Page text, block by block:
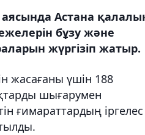
аясында Астана
бұзу және
жүргізіп жатыр.
жасағаны үшін 188
шығарумен
ғимараттардың іргелес